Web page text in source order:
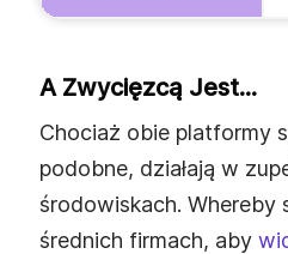
A Zwycięzcą Jest...
Chociaż obie platformy
podobne, działają w
środowiskach. Whereby
średnich firmach, aby